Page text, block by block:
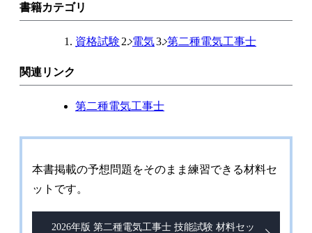
書籍カテゴリ
資格試験 電気 第二種電気工事士
関連リンク
第二種電気工事士
本書掲載の予想問題をそのまま練習できる材料セ
ットです。
2026年版 第二種電気工事士 技能試験 材料セッ